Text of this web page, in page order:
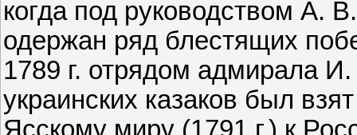
когда под руководством
одер­жан ряд блестящих
1789 г. отрядом адмирала
украинских казаков был